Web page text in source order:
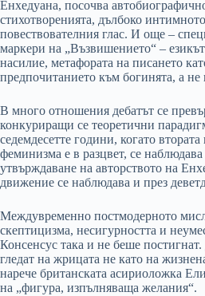
Енхедуана, посочва
стихотворенията, дълбоко
повествователния глас. И още –
маркери на „Възвишението“ –
насилие, метафората на писането
предпочитанието към богинята, а не
В много отношения дебатът се
конкуриращи се теоретични
седемдесетте години, когато втората
феминизма е в разцвет, се
утвърждаване на авторството на
движение се наблюдава и през
Междувременно постмодерното
скептицизма, несигурността и
Консенсус така и не беше
гледат на жрицата не като на
нарече британската асириоложка
на „фигура, изпълняваща желания“.